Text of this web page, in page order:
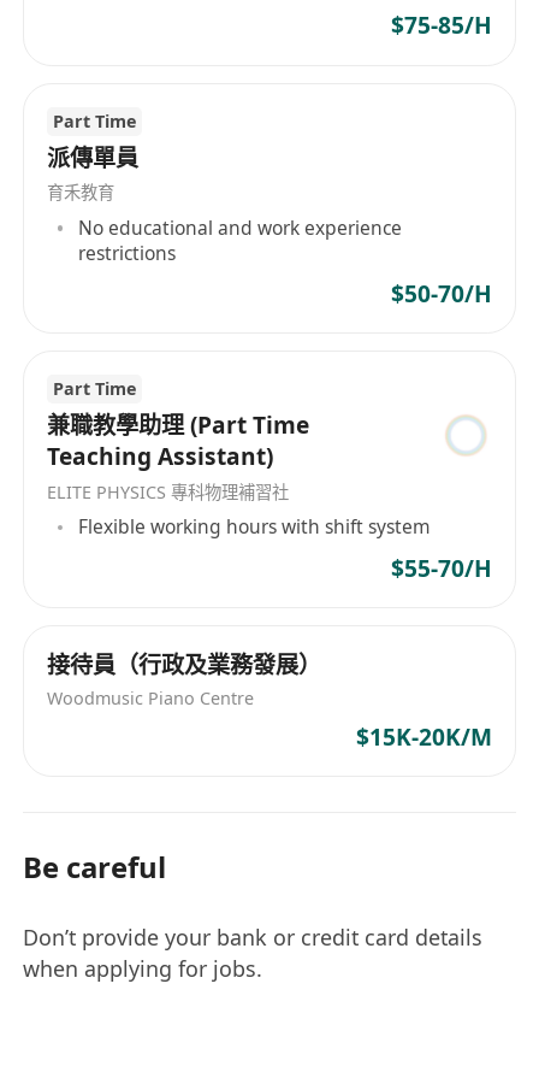
$75-85/H
Part Time
派傳單員
育禾教育
No educational and work experience
restrictions
$50-70/H
Part Time
兼職教學助理 (Part Time
Teaching Assistant)
ELITE PHYSICS 專科物理補習社
Flexible working hours with shift system
$55-70/H
接待員（行政及業務發展）
Woodmusic Piano Centre
$15K-20K/M
Be careful
Don’t provide your bank or credit card details
when applying for jobs.